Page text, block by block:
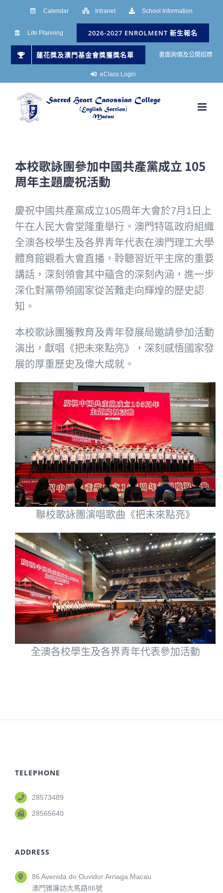
Calendar Intranet School Information
Life Planning 2026-2027 ENROLMENT 新生報名
蓮花獎及澳門基金會獎獲獎名單 書面詢價及公開招標
eClass Login
本校歌詠團參加中國共產黨成立 105
周年主題慶祝活動
慶祝中國共產黨成立105周年大會於7月1日上
午在人民大會堂隆重舉行。澳門特區政府組織
全澳各校學生及各界青年代表在澳門理工大學
體育館觀看大會直播，聆聽習近平主席的重要
講話，深刻領會其中蘊含的深刻內涵，進一步
深化對黨帶領國家從苦難走向輝煌的歷史認
知。
本校歌詠團獲教育及青年發展局邀請參加活動
演出，獻唱《把未來點亮》，深刻感悟國家發
展的厚重歷史及偉大成就。
聯校歌詠團演唱歌曲《把未來點亮》
全澳各校學生及各界青年代表參加活動
TELEPHONE
28573489
28565640
ADDRESS
86 Avenida do Ouvidor Arriaga Macau
澳門雅廉訪大馬路86號